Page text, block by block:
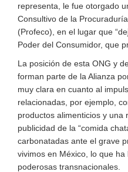
representa, le fue otorgado
Consultivo de la
(Profeco), en el lugar que
Poder del Consumidor, que
La posición de esta ONG y
forman parte de la Alianza
muy clara en cuanto al
relacionadas, por ejemplo,
productos alimenticios y una
publicidad de la “comida
carbonatadas ante el grave
vivimos en México, lo que
poderosas transnacionales.